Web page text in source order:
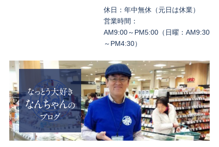
休日：年中無休（元日は休業）
営業時間：
AM9:00～PM5:00（日曜：AM9:30
～PM4:30）